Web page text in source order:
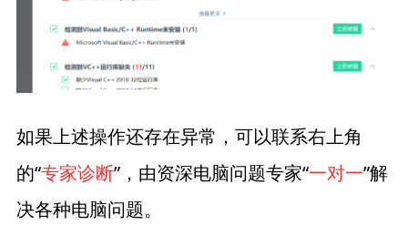
如果上述操作还存在异常，可以联系右上角
的“专家诊断”，由资深电脑问题专家“一对一”解
决各种电脑问题。